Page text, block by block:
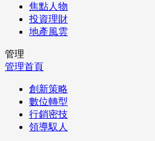
焦點人物
投資理財
地產風雲
管理
管理首頁
創新策略
數位轉型
行銷密技
領導馭人